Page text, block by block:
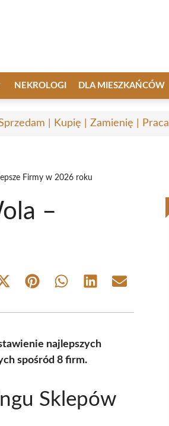
NEKROLOGI DLA MIESZKAŃCÓW
| Kupię | Zamienię | Praca
Firmy w 2026 roku
–
Share
(Twitter)
Share Share Share Share
najlepszych
spośród 8 firm.
Sklepów